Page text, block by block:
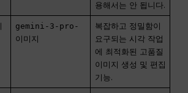
용해서는 안 됩니다.
gemini-3-pro-
이미지
복잡하고 정밀함이
요구되는 시각 작업
에 최적화된 고품질
이미지 생성 및 편집
기능.